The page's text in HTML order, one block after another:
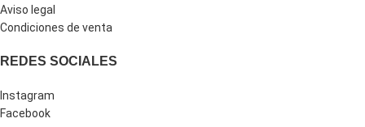
Aviso legal
Condiciones de venta
REDES SOCIALES
Instagram
Facebook